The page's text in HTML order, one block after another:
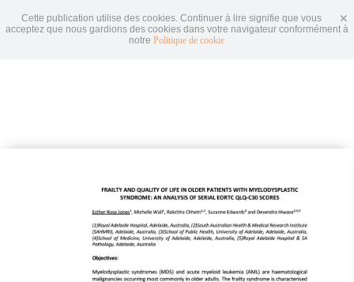
Cette publication utilise des cookies. Continuer à lire signifie que vous
acceptez que nous gardions des cookies dans votre navigateur conformément à
notrePolitique de cookie